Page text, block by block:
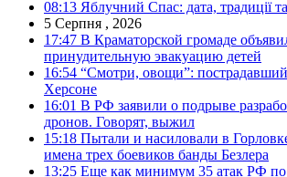
08:13 Яблучний Спас: дата, традиції
5 Серпня , 2026
17:47 В Краматорской громаде
принудительную эвакуацию детей
16:54 “Смотри, овощи”: пострадавший
Херсоне
16:01 В РФ заявили о подрыве
дронов. Говорят, выжил
15:18 Пытали и насиловали в
имена трех боевиков банды Безлера
13:25 Еще как минимум 35 атак РФ